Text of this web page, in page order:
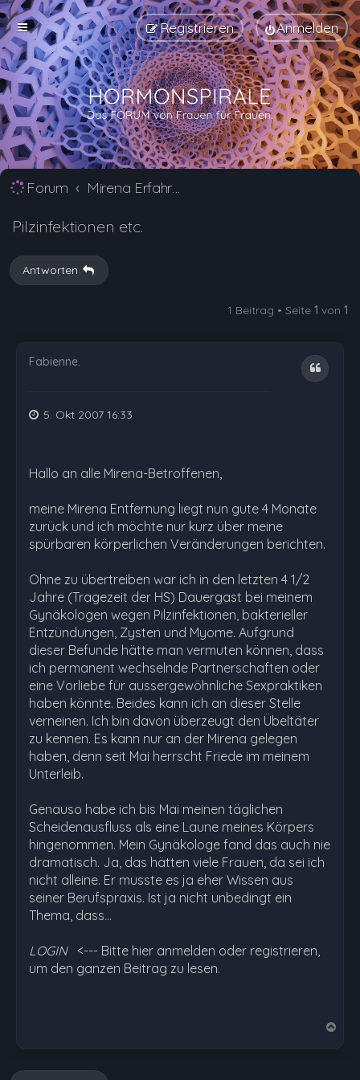
Anmelden
Registrieren
Forum Mirena Erfahrungsberichte und Nebenwirkungen
Pilzinfektionen etc.
Antworten
1 Beitrag • Seite 1 von 1
Fabienne. Zitat
5. Okt 2007 16:33
Hallo an alle Mirena-Betroffenen,
meine Mirena Entfernung liegt nun gute 4 Monate
zurück und ich möchte nur kurz über meine
spürbaren körperlichen Veränderungen berichten.
Ohne zu übertreiben war ich in den letzten 4 1/2
Jahre (Tragezeit der HS) Dauergast bei meinem
Gynäkologen wegen Pilzinfektionen, bakterieller
Entzündungen, Zysten und Myome. Aufgrund
dieser Befunde hätte man vermuten können, dass
ich permanent wechselnde Partnerschaften oder
eine Vorliebe für aussergewöhnliche Sexpraktiken
haben könnte. Beides kann ich an dieser Stelle
verneinen. Ich bin davon überzeugt den Übeltäter
zu kennen. Es kann nur an der Mirena gelegen
haben, denn seit Mai herrscht Friede im meinem
Unterleib.
Genauso habe ich bis Mai meinen täglichen
Scheidenausfluss als eine Laune meines Körpers
hingenommen. Mein Gynäkologe fand das auch nie
dramatisch. Ja, das hätten viele Frauen, da sei ich
nicht alleine. Er musste es ja eher Wissen aus
seiner Berufspraxis. Ist ja nicht unbedingt ein
Thema, dass…
LOGIN <--- Bitte hier anmelden oder registrieren,
um den ganzen Beitrag zu lesen.